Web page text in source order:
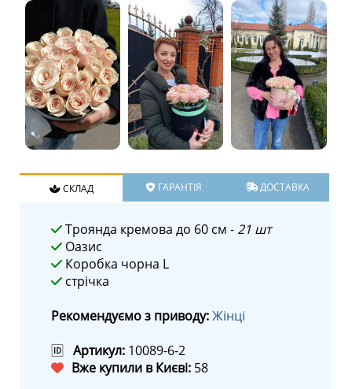
СКЛАД ГАРАНТІЯ ДОСТАВКА
Троянда кремова до 60 см -21 шт
Оазис
Коробка чорна L
стрічка
Рекомендуємо з приводу:Жінці
🆔 Артикул: 10089-6-2
Вже купили в Києві: 58